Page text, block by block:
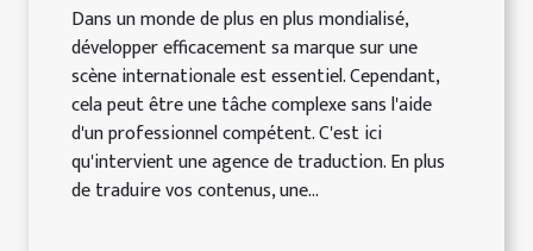
Dans un monde de plus en plus mondialisé,
développer efficacement sa marque sur une
scène internationale est essentiel. Cependant,
cela peut être une tâche complexe sans l'aide
d'un professionnel compétent. C'est ici
qu'intervient une agence de traduction. En plus
de traduire vos contenus, une...